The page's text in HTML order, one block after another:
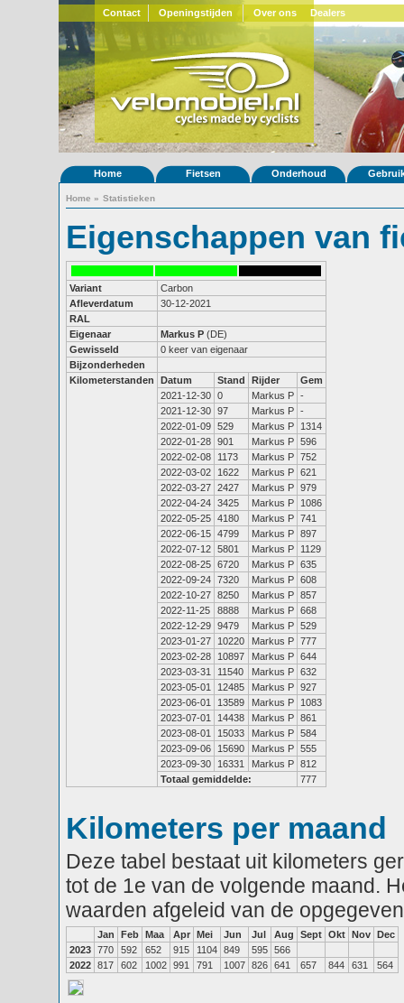
Contact Openingstijden Over ons Dealers
Home Fietsen Onderhoud
Home » Statistieken
Eigenschappen van
Variant
Carbon
Afleverdatum
30-12-2021
RAL
Eigenaar
Markus P (DE)
Gewisseld
0 keer van eigenaar
Bijzonderheden
Kilometerstanden
Datum Stand Rijder
Gem
2021-12-30 0 Markus P -
2021-12-30 97 Markus P -
2022-01-09 529 Markus P
1314
2022-01-28 901 Markus P 596
2022-02-08
1173 Markus P 752
2022-03-02
1622 Markus P 621
2022-03-27 2427 Markus P 979
2022-04-24 3425 Markus P
1086
2022-05-25 4180 Markus P 741
2022-06-15 4799 Markus P 897
2022-07-12 5801 Markus P
1129
2022-08-25 6720 Markus P 635
2022-09-24 7320 Markus P 608
2022-10-27 8250 Markus P 857
2022-11-25
8888 Markus P 668
2022-12-29 9479 Markus P 529
2023-01-27
10220 Markus P 777
2023-02-28
10897 Markus P 644
2023-03-31
11540 Markus P 632
2023-05-01
12485 Markus P 927
2023-06-01
13589 Markus P
1083
2023-07-01
14438 Markus P 861
2023-08-01
15033 Markus P 584
2023-09-06
15690 Markus P 555
2023-09-30
16331 Markus P 812
Totaal gemiddelde:
777
Kilometers per maand
Deze tabel bestaat uit kilometers
tot de 1e van de volgende maand.
waarden afgeleid van de
Jan Feb Maa Apr Mei Jun Jul Aug Sept Okt Nov Dec
2023 770 592 652 915 1104 849 595 566
2022 817 602 1002 991 791 1007 826 641 657 844 631 564